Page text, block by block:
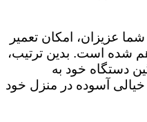
عزیزان، امکان تعمیر
شده است. بدین ترتیب،
دستگاه خود به
خیالی آسوده در منزل خود